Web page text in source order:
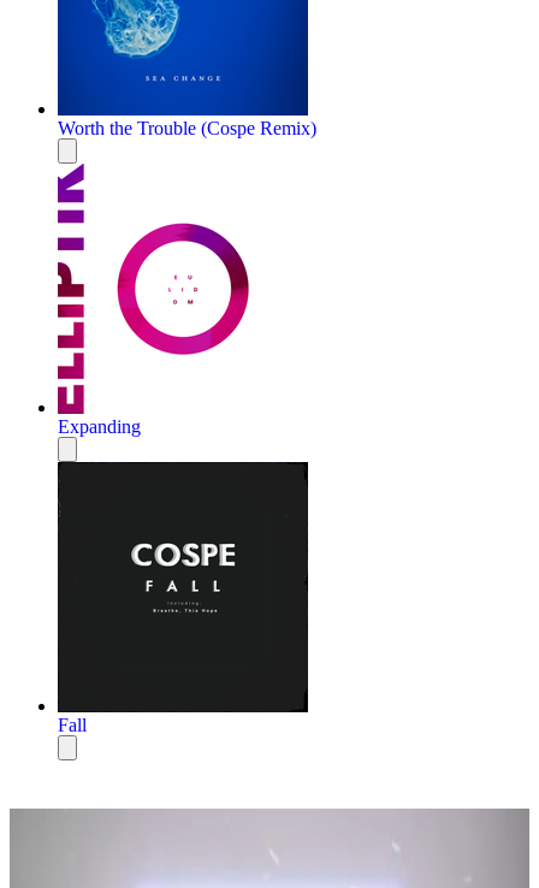
Worth the Trouble (Cospe Remix)
Expanding
Fall